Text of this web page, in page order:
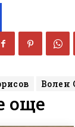
Волен
още